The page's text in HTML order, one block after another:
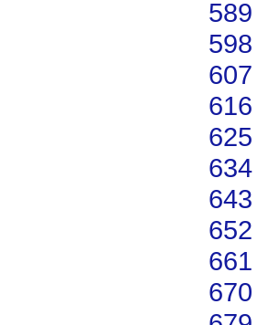
589
598
607
616
625
634
643
652
661
670